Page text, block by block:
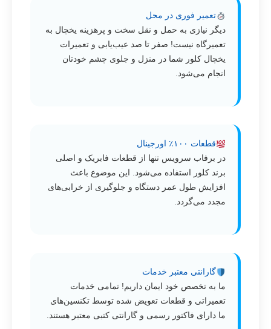
تعمیر فوری در محل
دیگر نیازی به حمل و نقل سخت و پرهزینه یخچال به
تعمیرگاه نیست! صفر تا صد عیب‌یابی و تعمیرات
یخچال کلور شما در منزل و جلوی چشم خودتان
انجام می‌شود.
قطعات ۱۰۰٪ اورجینال
در برفاب سرویس تنها از قطعات فابریک و اصلی
برند کلور استفاده می‌شود. این موضوع باعث
افزایش طول عمر دستگاه و جلوگیری از خرابی‌های
مجدد می‌گردد.
گارانتی معتبر خدمات
ما به تخصص خود ایمان داریم! تمامی خدمات
تعمیراتی و قطعات تعویض شده توسط تکنسین‌های
ما دارای فاکتور رسمی و گارانتی کتبی معتبر هستند.